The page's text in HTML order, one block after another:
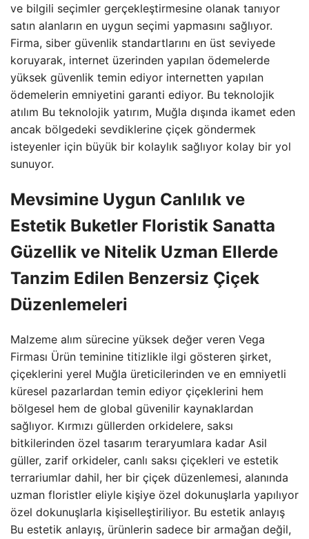
ve bilgili seçimler gerçekleştirmesine olanak tanıyor
satın alanların en uygun seçimi yapmasını sağlıyor.
Firma, siber güvenlik standartlarını en üst seviyede
koruyarak, internet üzerinden yapılan ödemelerde
yüksek güvenlik temin ediyor internetten yapılan
ödemelerin emniyetini garanti ediyor. Bu teknolojik
atılım Bu teknolojik yatırım, Muğla dışında ikamet eden
ancak bölgedeki sevdiklerine çiçek göndermek
isteyenler için büyük bir kolaylık sağlıyor kolay bir yol
sunuyor.
Mevsimine Uygun Canlılık ve
Estetik Buketler Floristik Sanatta
Güzellik ve Nitelik Uzman Ellerde
Tanzim Edilen Benzersiz Çiçek
Düzenlemeleri
Malzeme alım sürecine yüksek değer veren Vega
Firması Ürün teminine titizlikle ilgi gösteren şirket,
çiçeklerini yerel Muğla üreticilerinden ve en emniyetli
küresel pazarlardan temin ediyor çiçeklerini hem
bölgesel hem de global güvenilir kaynaklardan
sağlıyor. Kırmızı güllerden orkidelere, saksı
bitkilerinden özel tasarım teraryumlara kadar Asil
güller, zarif orkideler, canlı saksı çiçekleri ve estetik
terrariumlar dahil, her bir çiçek düzenlemesi, alanında
uzman floristler eliyle kişiye özel dokunuşlarla yapılıyor
özel dokunuşlarla kişiselleştiriliyor. Bu estetik anlayış
Bu estetik anlayış, ürünlerin sadece bir armağan değil,